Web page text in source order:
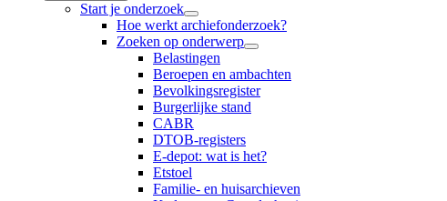
Start je onderzoek
Hoe werkt archiefonderzoek?
Zoeken op onderwerp
Belastingen
Beroepen en ambachten
Bevolkingsregister
Burgerlijke stand
CABR
DTOB-registers
E-depot: wat is het?
Etstoel
Familie- en huisarchieven